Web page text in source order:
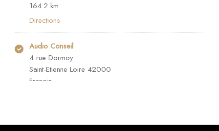
164.2 km
Directions
Audio Conseil
4 rue Dormoy
Saint-Etienne Loire 42000
Francia